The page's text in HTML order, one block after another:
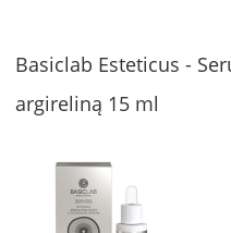
Basiclab Esteticus -
argireliną 15 ml